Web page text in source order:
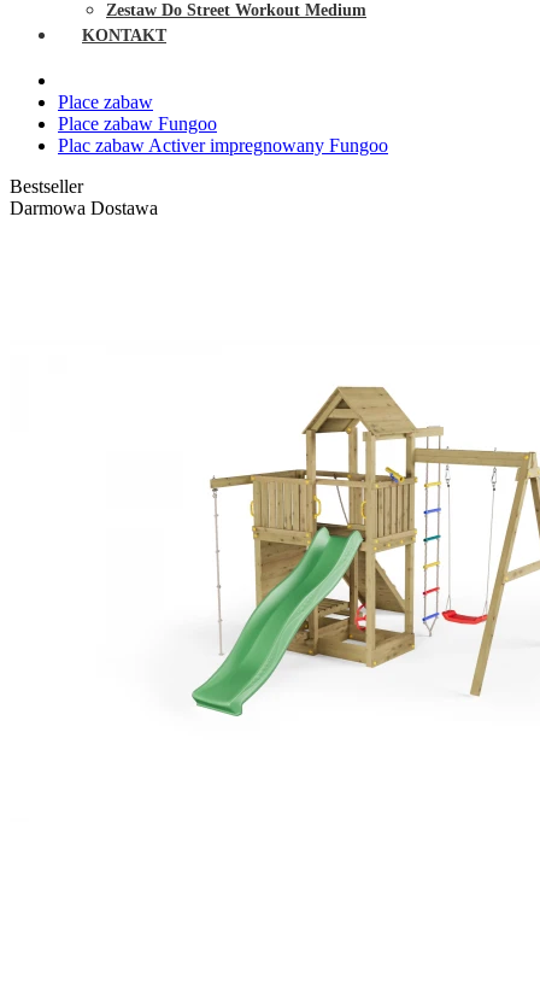
Zestaw Do Street Workout Medium
KONTAKT
Place zabaw
Place zabaw Fungoo
Plac zabaw Activer impregnowany Fungoo
Bestseller
Darmowa Dostawa